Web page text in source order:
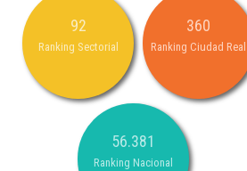
92
Ranking Sectorial
360
Ranking Ciudad Real
56.381
Ranking Nacional